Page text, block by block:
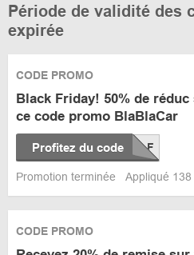
Période de validité des
expirée
CODE PROMO
Black Friday! 50% de
ce code promo BlaBlaCar
Profitez du code
Promotion terminée Appliqué 138
CODE PROMO